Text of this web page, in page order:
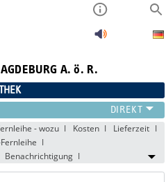
A. ö. R.
- wozu Kosten
Lieferzeit
Benachrichtigung